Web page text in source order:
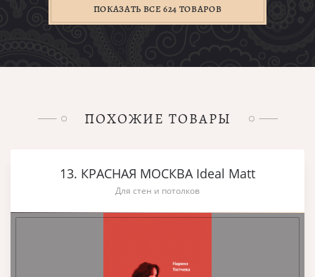
ПОКАЗАТЬ ВСЕ 624 ТОВАРОВ
ПОХОЖИЕ ТОВАРЫ
13. КРАСНАЯ МОСКВА Ideal Matt
Для стен и потолков